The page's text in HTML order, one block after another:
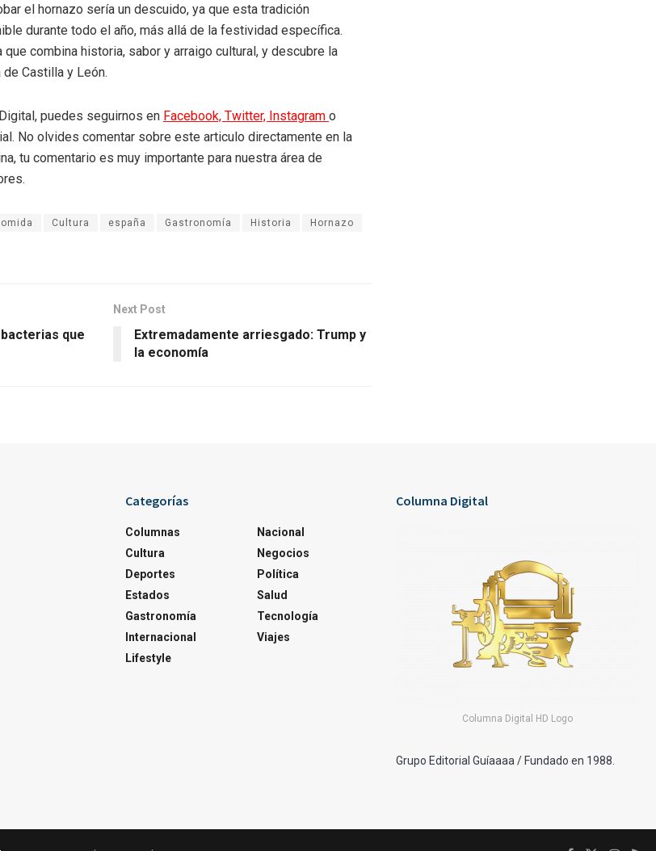
el hornazo sería un descuido, ya que esta tradición
durante todo el año, más allá de la festividad específica.
combina historia, sabor y arraigo cultural, y descubre la
Castilla y León.
puedes seguirnos en Facebook, Twitter, Instagram o
No olvides comentar sobre este articulo directamente en la
tu comentario es muy importante para nuestra área de
Cultura españa Gastronomía Historia Hornazo
que
Next Post
Extremadamente arriesgado: Trump y
la economía
Categorías
Columnas
Cultura
Deportes
Estados
Gastronomía
Internacional
Lifestyle
Nacional
Negocios
Política
Salud
Tecnología
Viajes
Columna Digital
Columna Digital HD Logo
Grupo Editorial Guíaaaa / Fundado en 1988.